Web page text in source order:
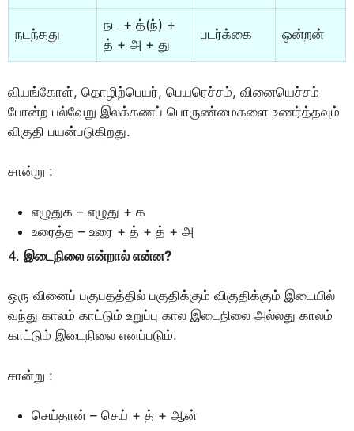
நடந்தது
நட + த்(ந்) +
த் + அ + து
படர்க்கை ஒன்றன்
வியங்கோள், தொழிற்பெயர், பெயரெச்சம், வினையெச்சம்
போன்ற பல்வேறு இலக்கணப் பொருண்மைகளை உணர்த்தவும்
விகுதி பயன்படுகிறது.
சான்று :
எழுதுக – எழுது + க
உரைத்த – உரை + த் + த் + அ
4. இடைநிலை என்றால் என்ன?
ஒரு வினைப் பகுபதத்தில் பகுதிக்கும் விகுதிக்கும் இடையில்
வந்து காலம் காட்டும் உறுப்பு கால இடைநிலை அல்லது காலம்
காட்டும் இடைநிலை எனப்படும்.
சான்று :
செய்தான் – செய் + த் + ஆன்